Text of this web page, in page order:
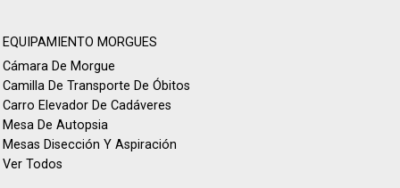
EQUIPAMIENTO MORGUES
Cámara De Morgue
Camilla De Transporte De Óbitos
Carro Elevador De Cadáveres
Mesa De Autopsia
Mesas Disección Y Aspiración
Ver Todos